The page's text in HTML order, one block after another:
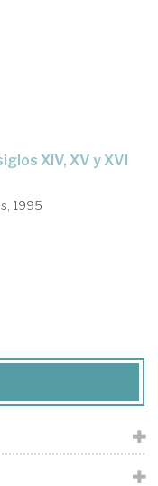
XIV, XV y XVI
1995